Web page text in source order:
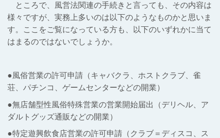
ところで、風営法関連の手続きと言っても、その内容は
様々ですが、実務上多いのは以下のようなものかと思いま
す。ここをご覧になっている方も、以下のいずれかに当て
はまるのではないでしょうか。
●風俗営業の許可申請（キャバクラ、ホストクラブ、雀
荘、パチンコ、ゲームセンターなどの開業）
●無店舗型性風俗特殊営業の営業開始届出（デリヘル、ア
ダルトグッズ通販などの開業）
●特定遊興飲食店営業の許可申請（クラブ＝ディスコ、ス